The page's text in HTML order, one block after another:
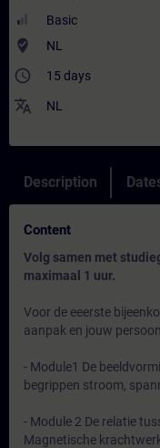
Basic
where_to_vote NL
access_time 15 days
translate NL
Description
Content
Volg samen met
maximaal 1 uur.
Voor de eeerste
aanpak en jouw
- Module1 De
begrippen stroom,
- Module 2 De relatie
Magnetische